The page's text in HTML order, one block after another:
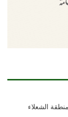
الشعلاء